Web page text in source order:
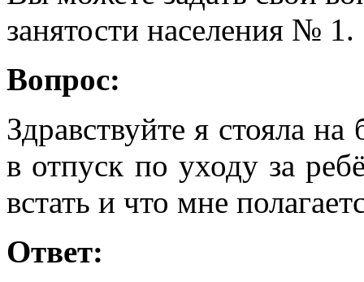
занятости населения № 1.
Вопрос:
Здравствуйте я стояла
в отпуск по уходу за
встать и что мне
Ответ: